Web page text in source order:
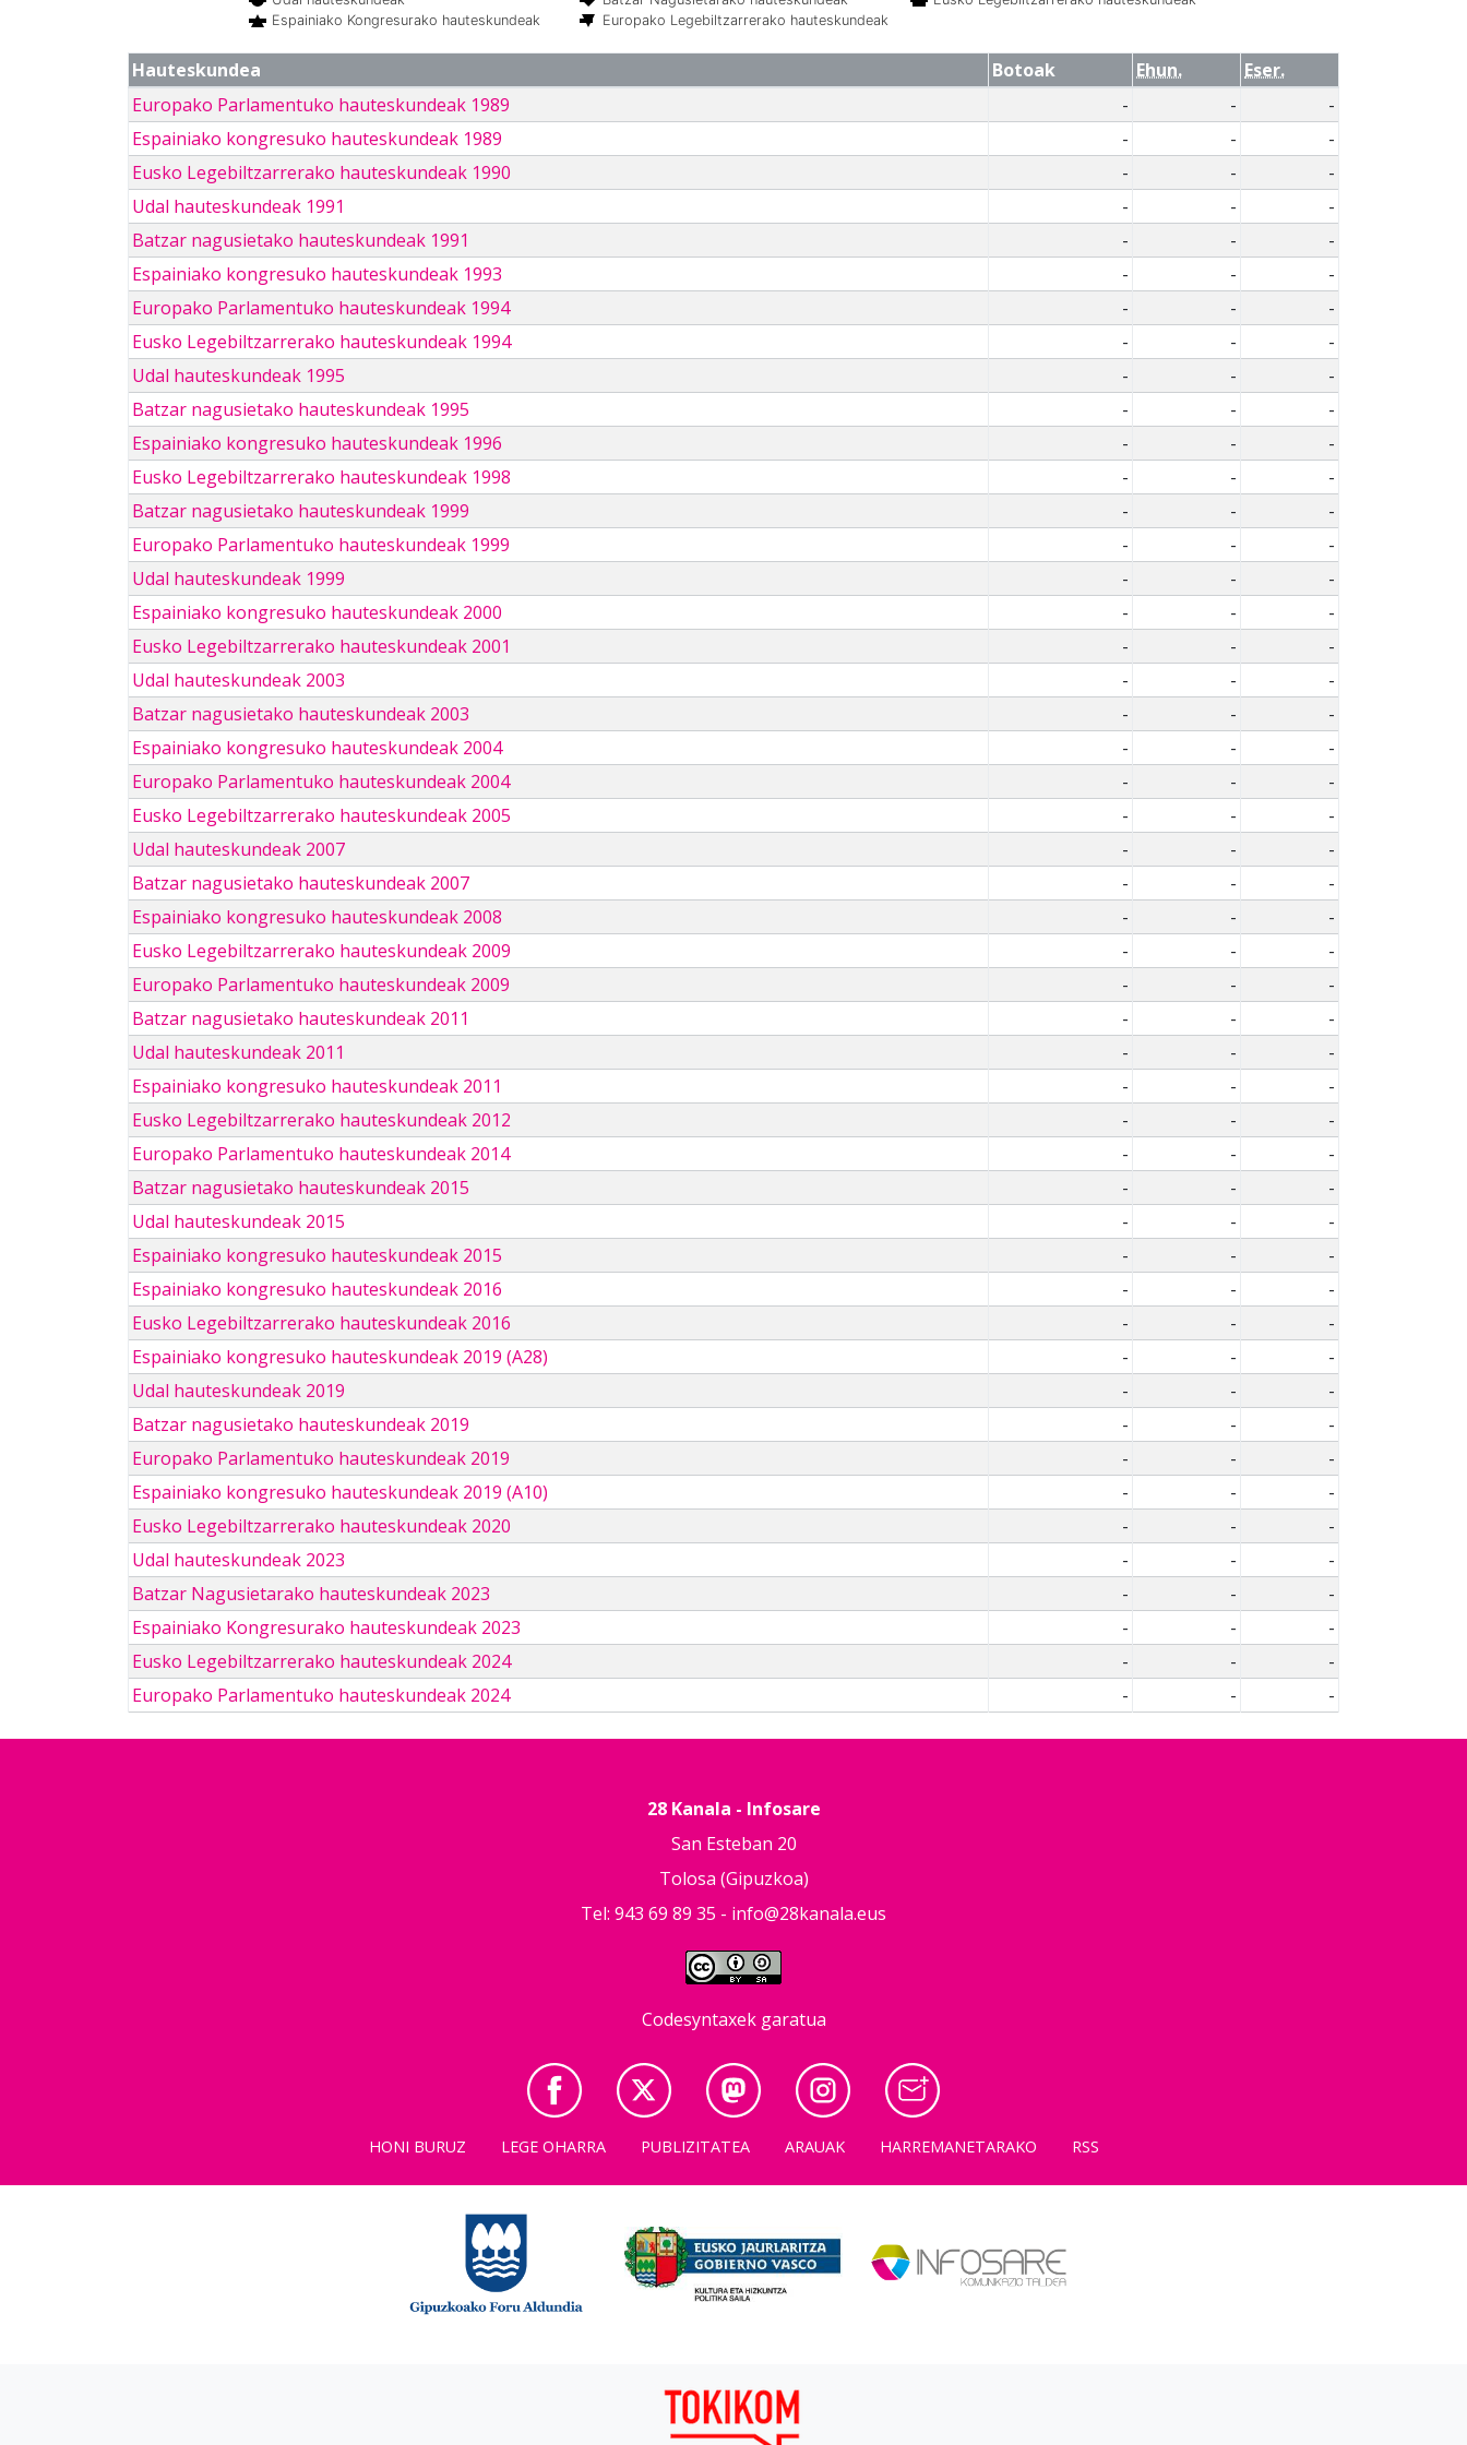
Espainiako Kongresurako hauteskundeak
Europako Legebiltzarrerako hauteskundeak
Hauteskundea Botoak Ehun.
Eser.
Europako Parlamentuko hauteskundeak 1989
- -
-
Espainiako kongresuko hauteskundeak 1989
- -
-
Eusko Legebiltzarrerako hauteskundeak 1990
- -
-
Udal hauteskundeak 1991
- -
-
Batzar nagusietako hauteskundeak 1991
- -
-
Espainiako kongresuko hauteskundeak 1993
- -
-
Europako Parlamentuko hauteskundeak 1994
- -
-
Eusko Legebiltzarrerako hauteskundeak 1994
- -
-
Udal hauteskundeak 1995
- -
-
Batzar nagusietako hauteskundeak 1995
- -
-
Espainiako kongresuko hauteskundeak 1996
- -
-
Eusko Legebiltzarrerako hauteskundeak 1998
- -
-
Batzar nagusietako hauteskundeak 1999
- -
-
Europako Parlamentuko hauteskundeak 1999
- -
-
Udal hauteskundeak 1999
- -
-
Espainiako kongresuko hauteskundeak 2000
- -
-
Eusko Legebiltzarrerako hauteskundeak 2001
- -
-
Udal hauteskundeak 2003
- -
-
Batzar nagusietako hauteskundeak 2003
- -
-
Espainiako kongresuko hauteskundeak 2004
- -
-
Europako Parlamentuko hauteskundeak 2004
- -
-
Eusko Legebiltzarrerako hauteskundeak 2005
- -
-
Udal hauteskundeak 2007
- -
-
Batzar nagusietako hauteskundeak 2007
- -
-
Espainiako kongresuko hauteskundeak 2008
- -
-
Eusko Legebiltzarrerako hauteskundeak 2009
- -
-
Europako Parlamentuko hauteskundeak 2009
- -
-
Batzar nagusietako hauteskundeak 2011
- -
-
Udal hauteskundeak 2011
- -
-
Espainiako kongresuko hauteskundeak 2011
- -
-
Eusko Legebiltzarrerako hauteskundeak 2012
- -
-
Europako Parlamentuko hauteskundeak 2014
- -
-
Batzar nagusietako hauteskundeak 2015
- -
-
Udal hauteskundeak 2015
- -
-
Espainiako kongresuko hauteskundeak 2015
- -
-
Espainiako kongresuko hauteskundeak 2016
- -
-
Eusko Legebiltzarrerako hauteskundeak 2016
- -
-
Espainiako kongresuko hauteskundeak 2019 (A28)
- -
-
Udal hauteskundeak 2019
- -
-
Batzar nagusietako hauteskundeak 2019
- -
-
Europako Parlamentuko hauteskundeak 2019
- -
-
Espainiako kongresuko hauteskundeak 2019 (A10)
- -
-
Eusko Legebiltzarrerako hauteskundeak 2020
- -
-
Udal hauteskundeak 2023
- -
-
Batzar Nagusietarako hauteskundeak 2023
- -
-
Espainiako Kongresurako hauteskundeak 2023
- -
-
Eusko Legebiltzarrerako hauteskundeak 2024
- -
-
Europako Parlamentuko hauteskundeak 2024
- - -
28 Kanala - Infosare
San Esteban 20
Tolosa (Gipuzkoa)
Tel: 943 69 89 35 - info@28kanala.eus
Codesyntaxek garatua
HONI BURUZ LEGE OHARRA PUBLIZITATEA ARAUAK HARREMANETARAKO RSS